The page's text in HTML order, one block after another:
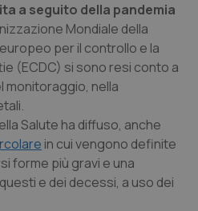
di Bolzano
a seguito della pandemia
Mondiale della
per il controllo e la
(ECDC) si sono resi conto a
monitoraggio, nella
Salute ha diffuso, anche
in cui vengono definite
forme più gravi e una
e dei decessi, a uso dei